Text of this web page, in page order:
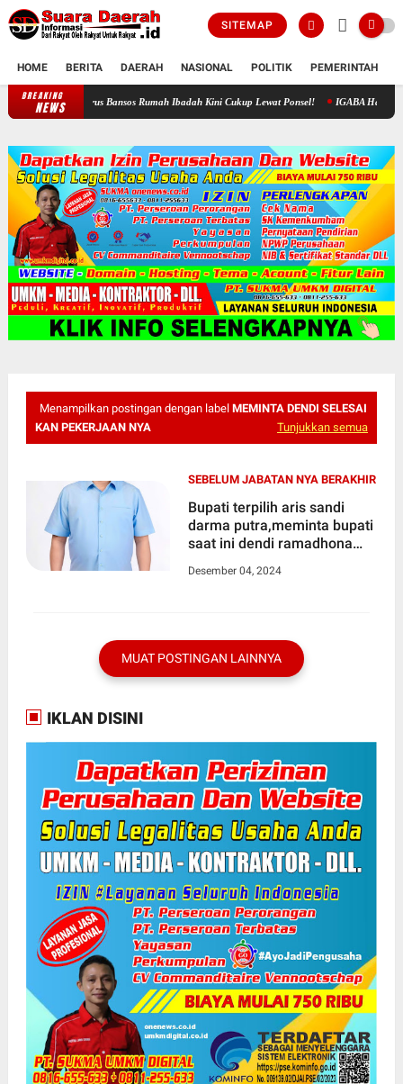
SITEMAP
HOME BERITA DAERAH NASIONAL POLITIK PEMERINTAH
BREAKING
NEWS
Sragen: Urus Bansos Rumah Ibadah Kini Cukup Lewat Ponsel! IGABA Hadir Untuk
Menampilkan postingan dengan label MEMINTA DENDI SELESAI
KAN PEKERJAAN NYA
Tunjukkan semua
SEBELUM JABATAN NYA BERAKHIR
Bupati terpilih aris sandi
darma putra,meminta bupati
saat ini dendi ramadhona
sejumlah permasalahan
Desember 04, 2024
MUAT POSTINGAN LAINNYA
IKLAN DISINI